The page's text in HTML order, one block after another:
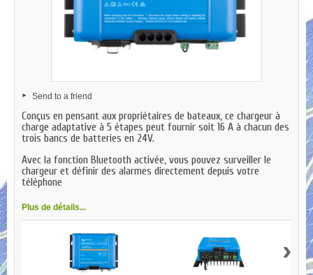
Send to a friend
Conçus en pensant aux propriétaires de bateaux, ce chargeur à
charge adaptative à 5 étapes peut fournir soit 16 A à chacun des
trois bancs de batteries en 24V.
Avec la fonction Bluetooth activée, vous pouvez surveiller le
chargeur et définir des alarmes directement depuis votre
téléphone
Plus de détails...
›